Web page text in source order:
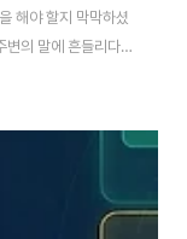
해야 할지 막막하셨
변의 말에 흔들리다
엇을 하지 말아야
실수 10가지와 현실
은 실수를 반복할
지 함정이 동시에
단을 내리고, 그 판단